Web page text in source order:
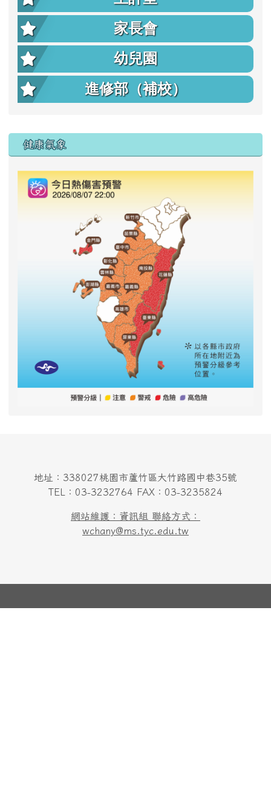
家長會
幼兒園
進修部（補校）
右邊區域內容
健康氣象
地址：338027桃園市蘆竹區大竹路國中巷35號
TEL：03-3232764 FAX：03-3235824
網站維護：資訊組 聯絡方式：
wchany@ms.tyc.edu.tw